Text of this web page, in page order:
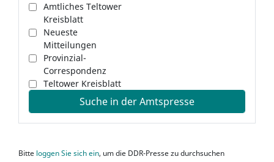
Amtliches Teltower
Kreisblatt
Neueste
Mitteilungen
Provinzial-
Correspondenz
Teltower Kreisblatt
Suche in der Amtspresse
Bitte loggen Sie sich ein, um die DDR-Presse zu durchsuchen